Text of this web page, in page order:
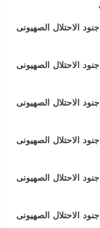
الاحتلال الصهيونى
الاحتلال الصهيونى
الاحتلال الصهيونى
الاحتلال الصهيونى
الاحتلال الصهيونى
الاحتلال الصهيونى